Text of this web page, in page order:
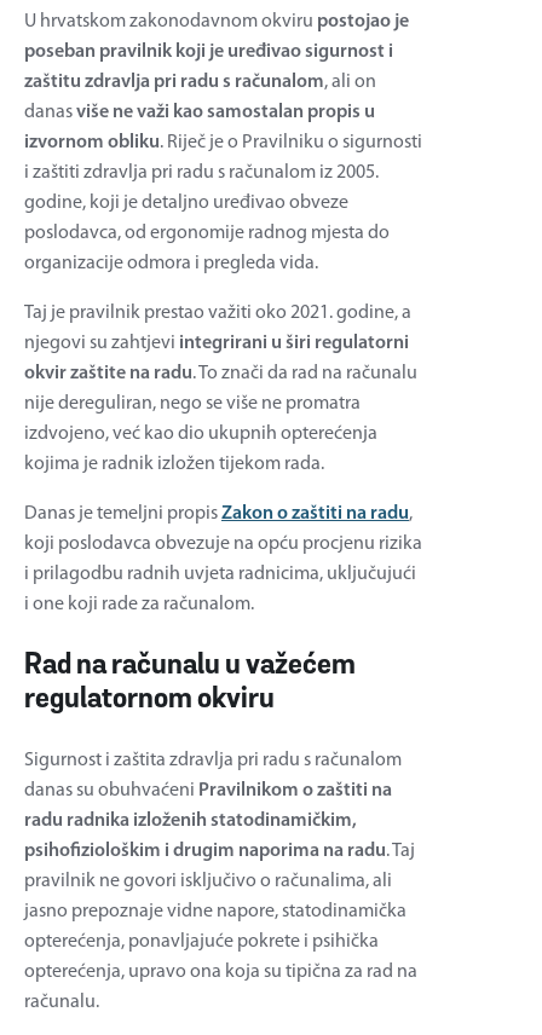
U hrvatskom zakonodavnom okviru postojao je
poseban pravilnik koji je uređivao sigurnost i
zaštitu zdravlja pri radu s računalom, ali on
danasviše ne važi kao samostalan propis u
izvornom obliku. Riječ je o Pravilniku o sigurnosti
i zaštiti zdravlja pri radu s računalom iz 2005.
godine, koji je detaljno uređivao obveze
poslodavca, od ergonomije radnog mjesta do
organizacije odmora i pregleda vida.
Taj je pravilnik prestao važiti oko 2021. godine, a
njegovi su zahtjevi integrirani u širi regulatorni
okvir zaštite na radu. To znači da rad na računalu
nije dereguliran, nego se više ne promatra
izdvojeno, već kao dio ukupnih opterećenja
kojima je radnik izložen tijekom rada.
Danas je temeljni propisZakon o zaštiti na radu,
koji poslodavca obvezuje na opću procjenu rizika
i prilagodbu radnih uvjeta radnicima, uključujući
i one koji rade za računalom.
Rad na računalu u važećem
regulatornom okviru
Sigurnost i zaštita zdravlja pri radu s računalom
danas su obuhvaćeni Pravilnikom o zaštiti na
radu radnika izloženih statodinamičkim,
psihofiziološkim i drugim naporima na radu. Taj
pravilnik ne govori isključivo o računalima, ali
jasno prepoznaje vidne napore, statodinamička
opterećenja, ponavljajuće pokrete i psihička
opterećenja, upravo ona koja su tipična za rad na
računalu.